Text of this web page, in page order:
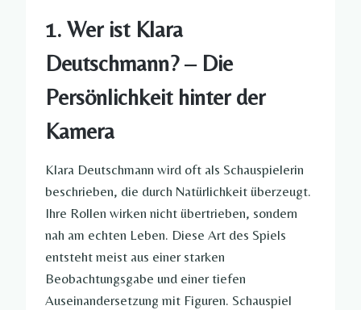
1. Wer ist Klara
Deutschmann? – Die
Persönlichkeit hinter der
Kamera
Klara Deutschmann wird oft als Schauspielerin
beschrieben, die durch Natürlichkeit überzeugt.
Ihre Rollen wirken nicht übertrieben, sondern
nah am echten Leben. Diese Art des Spiels
entsteht meist aus einer starken
Beobachtungsgabe und einer tiefen
Auseinandersetzung mit Figuren. Schauspiel